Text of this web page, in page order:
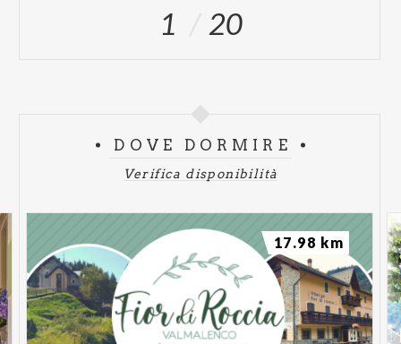
1 20
DOVE DORMIRE
Verifica disponibilità
17.98 km